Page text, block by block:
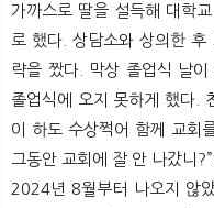
가까스로 딸을 설득해 대학
로 했다. 상담소와 상의한 후
략을 짰다. 막상 졸업식 날
졸업식에 오지 못하게 했다.
이 하도 수상쩍어 함께 교회
그동안 교회에 잘 안 나갔니
2024년 8월부터 나오지 않